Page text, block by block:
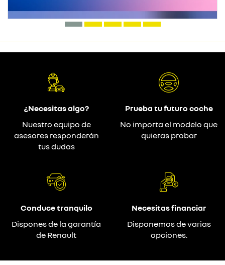
¿Necesitas algo?
Nuestro equipo de
asesores responderán
tus dudas
Prueba tu futuro coche
No importa el modelo que
quieras probar
Conduce tranquilo
Dispones de la garantía
de Renault
Necesitas financiar
Disponemos de varias
opciones.